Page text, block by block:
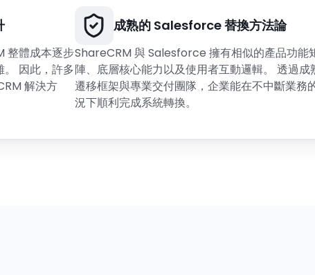
整體成本逐步
因此，許多
解決方
成熟的 Salesforce 替換方法論
ShareCRM 與 Salesforce 擁有相似的產品功能
陣、底層核心能力以及使用者互動邏輯。 透過成
遷移框架與專業交付團隊，企業能在不中斷業務
況下順利完成系統轉換。